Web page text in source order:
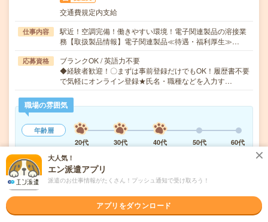
交通費規定内支給
仕事内容
駅近！空調完備！働きやすい環境！電子関連製品の溶接業
務【取扱製品情報】電子関連製品≪待遇・福利厚生≫…
応募資格
ブランクOK / 英語力不要
◆経験者歓迎！〇まずは事前登録だけでもOK！履歴書不要
で気軽にオンライン登録★氏名・職種などを入力す…
職場の雰囲気
年齢層
20代
30代 40代 50代 60代
気になる!
株式会社綜合キャリアオプション 製造事業部（全国）
大人気！
エン派遣アプリ
派遣のお仕事情報がたくさん！プッシュ通知で受け取ろう！
アプリをダウンロード